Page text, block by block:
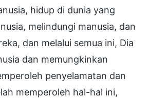
hidup di dunia yang
melindungi manusia, dan
dan melalui semua ini, Dia
dan memungkinkan
penyelamatan dan
memperoleh hal-hal ini,